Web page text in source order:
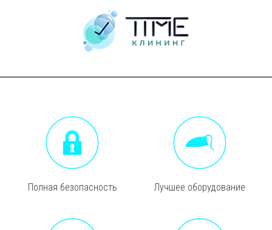
Полная безопасность Лучшее оборудование